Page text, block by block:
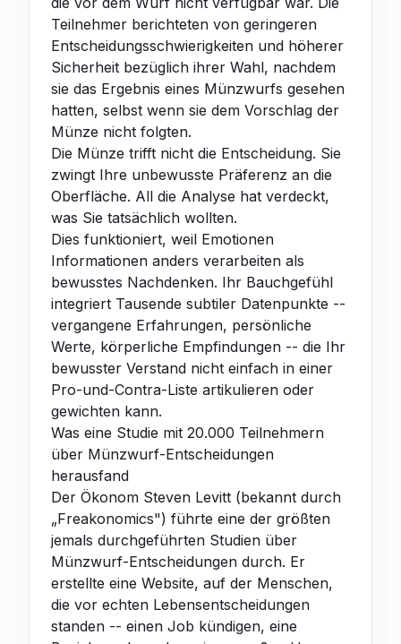
Teilnehmer berichteten von geringeren
Entscheidungsschwierigkeiten und höherer
Sicherheit bezüglich ihrer Wahl, nachdem
sie das Ergebnis eines Münzwurfs gesehen
hatten, selbst wenn sie dem Vorschlag der
Münze nicht folgten.
Die Münze trifft nicht die Entscheidung. Sie
zwingt Ihre unbewusste Präferenz an die
Oberfläche. All die Analyse hat verdeckt,
was Sie tatsächlich wollten.
Dies funktioniert, weil Emotionen
Informationen anders verarbeiten als
bewusstes Nachdenken. Ihr Bauchgefühl
integriert Tausende subtiler Datenpunkte --
vergangene Erfahrungen, persönliche
Werte, körperliche Empfindungen -- die Ihr
bewusster Verstand nicht einfach in einer
Pro-und-Contra-Liste artikulieren oder
gewichten kann.
Was eine Studie mit 20.000 Teilnehmern
über Münzwurf-Entscheidungen
herausfand
Der Ökonom Steven Levitt (bekannt durch
„Freakonomics") führte eine der größten
jemals durchgeführten Studien über
Münzwurf-Entscheidungen durch. Er
erstellte eine Website, auf der Menschen,
die vor echten Lebensentscheidungen
standen -- einen Job kündigen, eine